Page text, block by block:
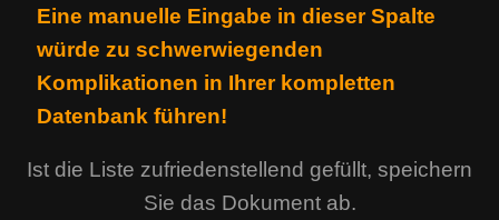
Eine manuelle Eingabe in dieser Spalte
würde zu schwerwiegenden
Komplikationen in Ihrer kompletten
Datenbank führen!
Ist die Liste zufriedenstellend gefüllt, speichern
Sie das Dokument ab.